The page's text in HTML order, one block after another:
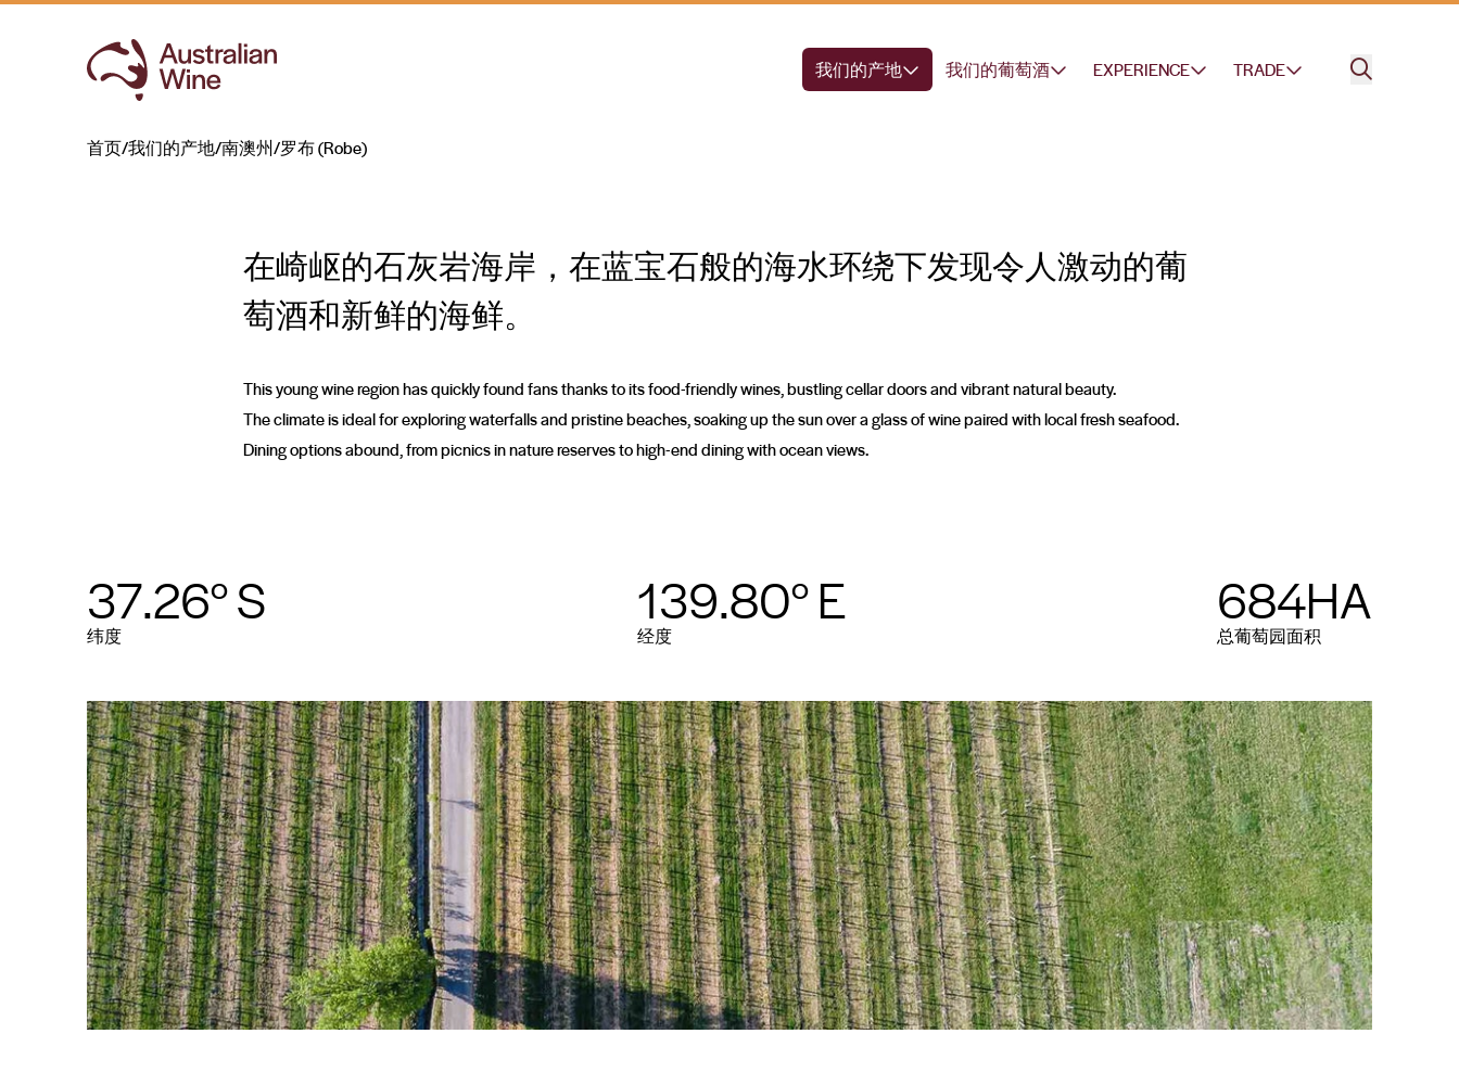
我们的产地 我们的葡萄酒 EXPERIENCE TRADE
首页/我们的产地/南澳州/罗布 (Robe)
罗布 (Robe)
夺目的海滨葡萄酒
在崎岖的石灰岩海岸，在蓝宝石般的海水环绕下发现令人激动的葡
萄酒和新鲜的海鲜。
This young wine region has quickly found fans thanks to its food-friendly wines, bustling cellar doors and vibrant natural beauty.
The climate is ideal for exploring waterfalls and pristine beaches, soaking up the sun over a glass of wine paired with local fresh seafood.
Dining options abound, from picnics in nature reserves to high-end dining with ocean views.
37.26° S
纬度
139.80° E
经度
684HA
总葡萄园面积